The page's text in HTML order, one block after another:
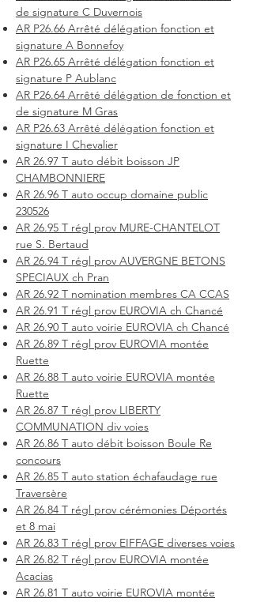
de signature C Duvernois
AR P26.66 Arrêté délégation fonction et
signature A Bonnefoy
AR P26.65 Arrêté délégation fonction et
signature P Aublanc
AR P26.64 Arrêté délégation de fonction et
de signature M Gras
AR P26.63 Arrêté délégation fonction et
signature I Chevalier
AR 26.97 T auto débit boisson JP
CHAMBONNIERE
AR 26.96 T auto occup domaine public
230526
AR 26.95 T régl prov MURE-CHANTELOT
rue S. Bertaud
AR 26.94 T régl prov AUVERGNE BETONS
SPECIAUX ch Pran
AR 26.92 T nomination membres CA CCAS
AR 26.91 T régl prov EUROVIA ch Chancé
AR 26.90 T auto voirie EUROVIA ch Chancé
AR 26.89 T régl prov EUROVIA montée
Ruette
AR 26.88 T auto voirie EUROVIA montée
Ruette
AR 26.87 T régl prov LIBERTY
COMMUNATION div voies
AR 26.86 T auto débit boisson Boule Re
concours
AR 26.85 T auto station échafaudage rue
Traversère
AR 26.84 T régl prov cérémonies Déportés
et 8 mai
AR 26.83 T régl prov EIFFAGE diverses voies
AR 26.82 T régl prov EUROVIA montée
Acacias
AR 26.81 T auto voirie EUROVIA montée